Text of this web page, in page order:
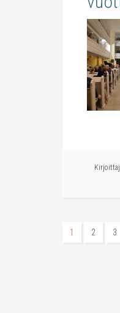
1 2 3